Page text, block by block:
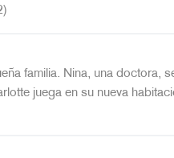
familia. Nina, una doctora,
juega en su nueva